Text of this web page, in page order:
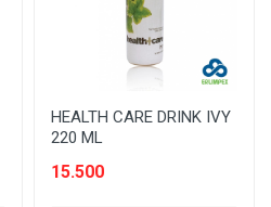
HEALTH CARE DRINK IVY
220 ML
15.500